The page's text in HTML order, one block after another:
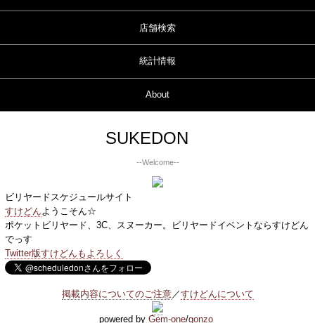
店舗検索
統計情報
About
SUKEDON
--Welcome--
ビリヤードスケジュールサイト
すけどんようこそん☆
ポケットビリヤード、3C、スヌーカー。ビリヤードイベントならすけどん
でっす
Twitter版すけどんもよろしく
掲載内容についてのご注意／すけどんについて
powered by Gem-one/gonzo